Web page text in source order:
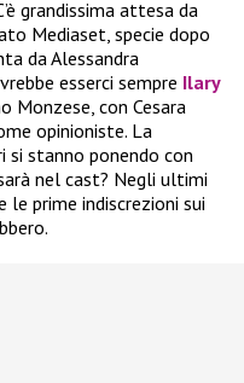
grandissima attesa da
Mediaset, specie dopo
da Alessandra
esserci sempre Ilary
Monzese, con Cesara
opinioniste. La
stanno ponendo con
nel cast? Negli ultimi
le prime indiscrezioni sui